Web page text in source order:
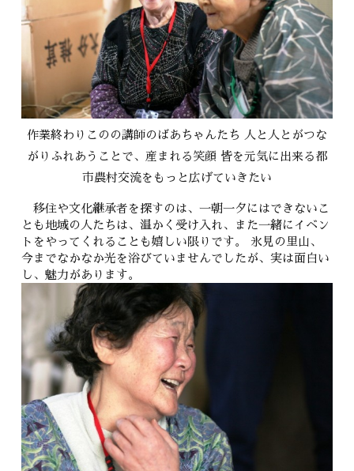
作業終わりこのの講師のばあちゃんたち 人と人とがつな
がりふれあうことで、産まれる笑顔 皆を元気に出来る都
市農村交流をもっと広げていきたい
移住や文化継承者を探すのは、一朝一夕にはできないこ
とも地域の人たちは、温かく受け入れ、また一緒にイベン
トをやってくれることも嬉しい限りです。 氷見の里山、
今までなかなか光を浴びていませんでしたが、実は面白い
し、魅力があります。